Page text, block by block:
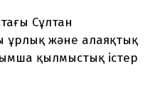
Сұлтан
ұрлық және алаяқтық
қылмыстық істер